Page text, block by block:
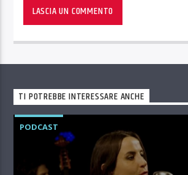
TI POTREBBE INTERESSARE ANCHE
PODCAST